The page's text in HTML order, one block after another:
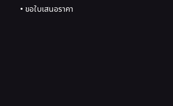
• ขอใบเสนอราคา